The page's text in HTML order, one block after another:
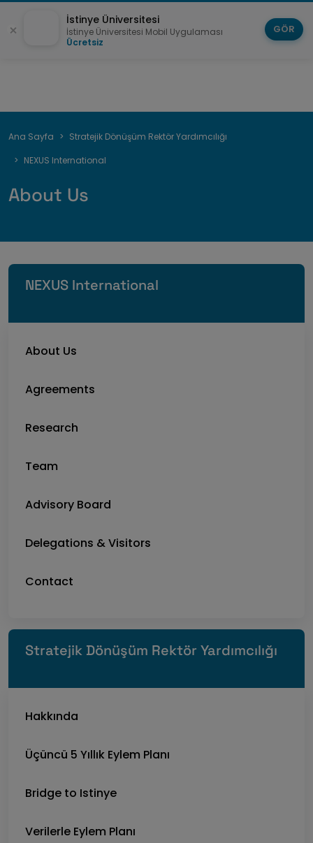
Sayfa
yolu
Ana Sayfa
Stratejik Dönüşüm Rektör Yardımcılığı
NEXUS International
About Us
NEXUS International
About Us
Agreements
Research
Team
Advisory Board
Delegations & Visitors
Contact
Stratejik Dönüşüm Rektör Yardımcılığı
Hakkında
Üçüncü 5 Yıllık Eylem Planı
Bridge to Istinye
Verilerle Eylem Planı
İstinye Üniversitesi
İstinye Üniversitesi Mobil Uygulaması
Ücretsiz
GÖR